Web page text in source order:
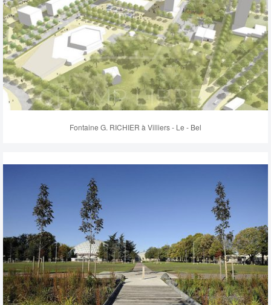
Fontaine G. RICHIER à Villiers - Le - Bel